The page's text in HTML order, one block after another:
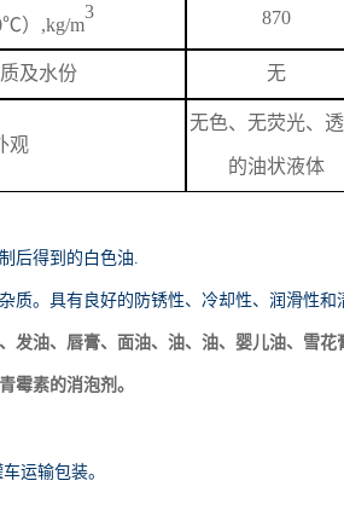
）,kg/m
3 870
及水份 无
观
无色、无荧光、
的油状液体
后得到的白色油.
质。具有良好的防锈性、冷却性、润滑性和
发油、唇膏、面油、油、油、婴儿油、雪
霉素的消泡剂。
运输包装。